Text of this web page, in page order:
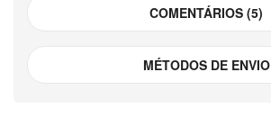
COMENTÁRIOS (5)
MÉTODOS DE ENVIO